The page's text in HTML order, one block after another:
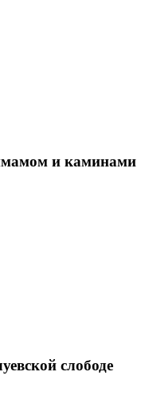
и каминами
слободе